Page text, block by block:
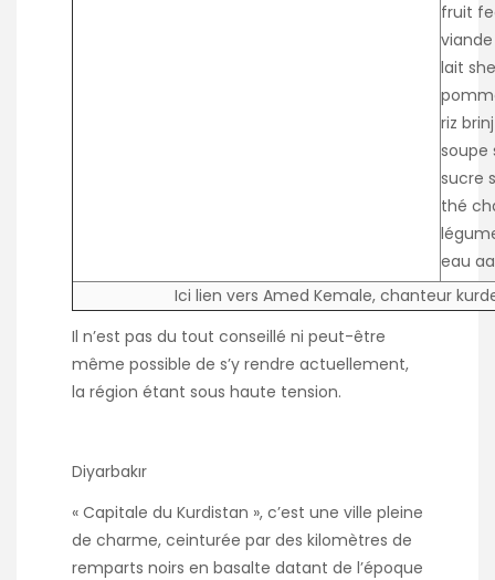
fruit
lait
riz brinj
soupe
sucre
thé
eau
Ici lien vers Amed Kemale, chanteur
Il n’est pas du tout conseillé ni peut-être
même possible de s’y rendre actuellement,
la région étant sous haute tension.
Diyarbakır
« Capitale du Kurdistan », c’est une ville pleine
de charme, ceinturée par des kilomètres de
remparts noirs en basalte datant de l’époque